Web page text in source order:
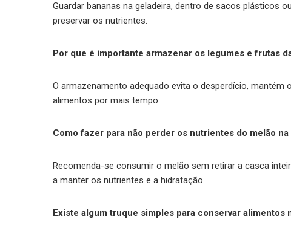
Guardar bananas na geladeira, dentro de sacos plásticos
preservar os nutrientes.
Por que é importante armazenar os legumes e frutas
O armazenamento adequado evita o desperdício,
alimentos por mais tempo.
Como fazer para não perder os nutrientes do melão
Recomenda-se consumir o melão sem retirar a casca
a manter os nutrientes e a hidratação.
Existe algum truque simples para conservar alimentos